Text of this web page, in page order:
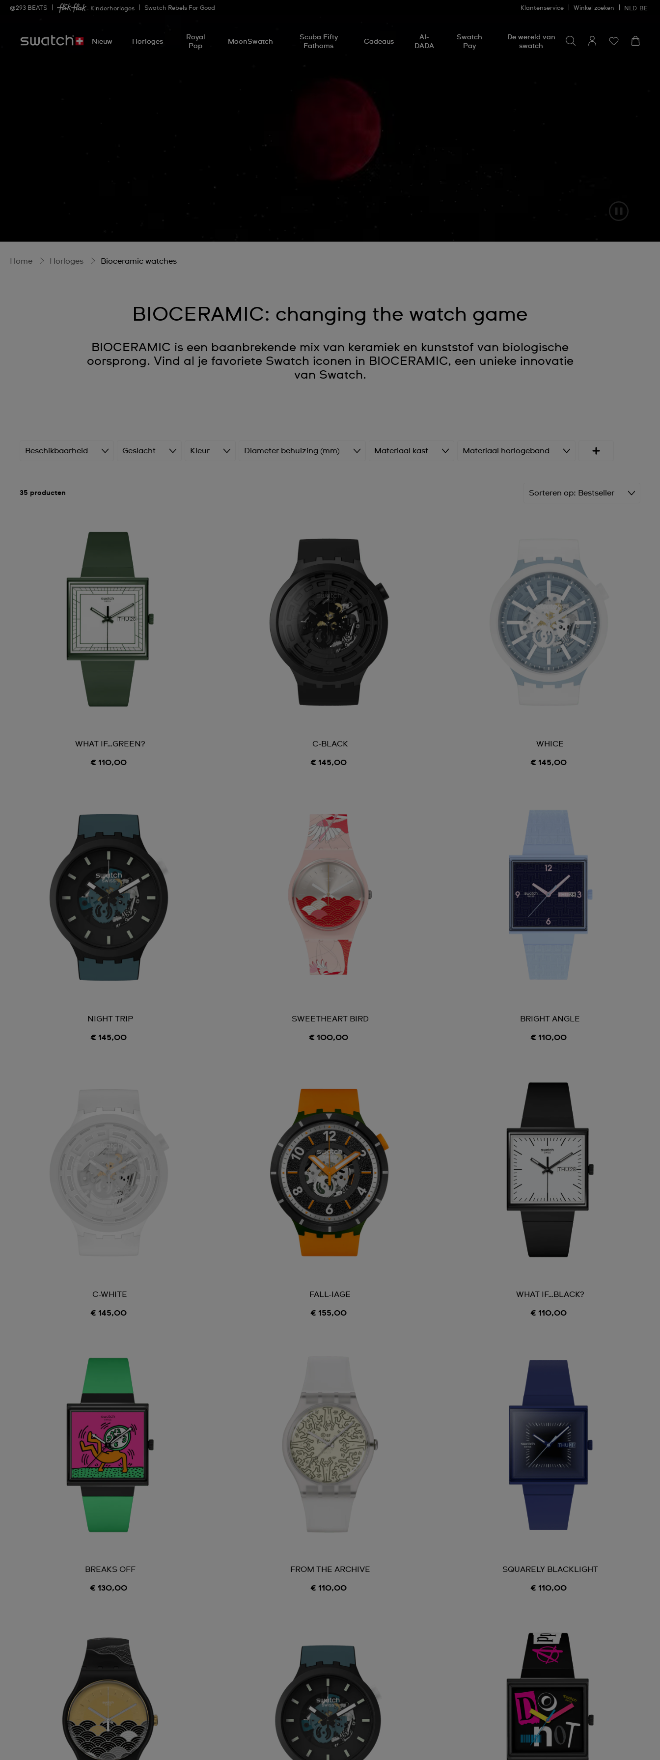
@293 BEATS - Kinderhorloges Swatch Rebels For Good Klantenservice Winkel zoeken NLD BE
Nieuw Horloges
Royal
Pop
MoonSwatch
Scuba Fifty
Fathoms
Cadeaus
AI-
DADA
Swatch
Pay
De wereld van
swatch
naar
iets
Home Horloges Bioceramic watches
BIOCERAMIC: changing the watch game
BIOCERAMIC is een baanbrekende mix van keramiek en kunststof van biologische
oorsprong. Vind al je favoriete Swatch iconen in BIOCERAMIC, een unieke innovatie
van Swatch.
Beschikbaarheid Geslacht Kleur Diameter behuizing (mm) Materiaal kast Materiaal horlogeband
35 producten Sorteren op Bestseller
WHAT IF…GREEN?
€ 110,00
C-BLACK
€ 145,00
WHICE
€ 145,00
NIGHT TRIP
€ 145,00
SWEETHEART BIRD
€ 100,00
BRIGHT ANGLE
€ 110,00
C-WHITE
€ 145,00
FALL-IAGE
€ 155,00
WHAT IF…BLACK?
€ 110,00
BREAKS OFF
€ 130,00
FROM THE ARCHIVE
€ 110,00
SQUARELY BLACKLIGHT
€ 110,00